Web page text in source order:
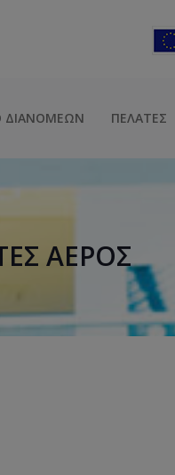
ΔΙΑΝΟΜΈΩΝ ΠΕΛΆΤΕΣ
ΑΈΡΟΣ